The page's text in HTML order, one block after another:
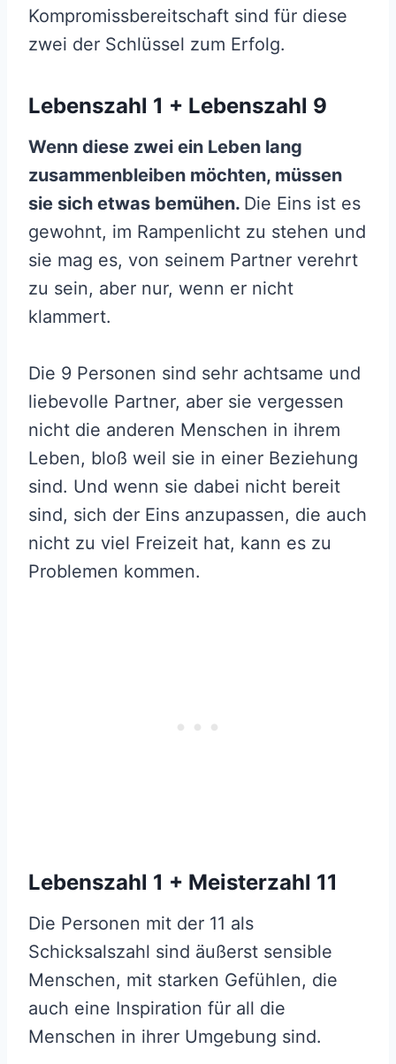
Kompromissbereitschaft sind für diese
zwei der Schlüssel zum Erfolg.
Lebenszahl 1 + Lebenszahl 9
Wenn diese zwei ein Leben lang
zusammenbleiben möchten, müssen
sie sich etwas bemühen. Die Eins ist es
gewohnt, im Rampenlicht zu stehen und
sie mag es, von seinem Partner verehrt
zu sein, aber nur, wenn er nicht
klammert.
Die 9 Personen sind sehr achtsame und
liebevolle Partner, aber sie vergessen
nicht die anderen Menschen in ihrem
Leben, bloß weil sie in einer Beziehung
sind. Und wenn sie dabei nicht bereit
sind, sich der Eins anzupassen, die auch
nicht zu viel Freizeit hat, kann es zu
Problemen kommen.
Lebenszahl 1 + Meisterzahl 11
Die Personen mit der 11 als
Schicksalszahl sind äußerst sensible
Menschen, mit starken Gefühlen, die
auch eine Inspiration für all die
Menschen in ihrer Umgebung sind.